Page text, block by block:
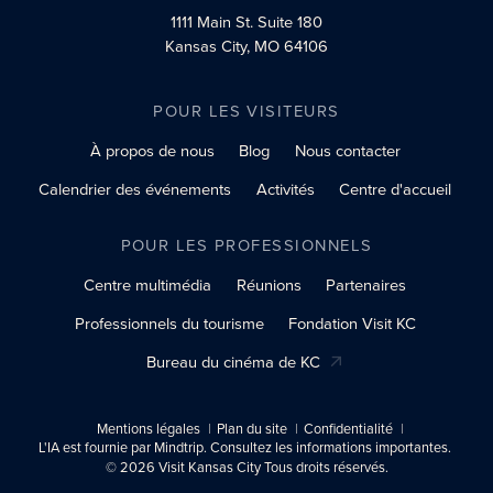
1111 Main St.Suite 180
Kansas City, MO 64106
POUR LES VISITEURS
À propos de nous
Blog
Nous contacter
Calendrier des événements
Activités Centre d'accueil
POUR LES PROFESSIONNELS
Centre multimédia
Réunions
Partenaires
Professionnels du tourisme
Fondation Visit KC
Bureau du cinéma de KC
Mentions légales Plan du site
Confidentialité
L'IA est fournie par Mindtrip. Consultez les informations importantes.
© 2026 Visit Kansas City Tous droits réservés.